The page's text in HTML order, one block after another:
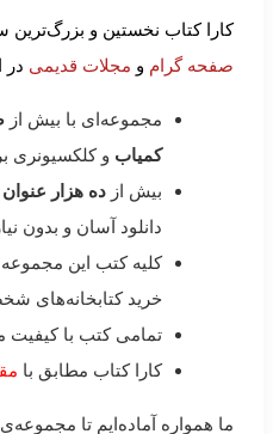
کارا کتاب نخستین و
صفحه گرام و مجلات قدیمی در
مجموعه‌ای با بیش از
کمیاب و کلکسیونری
بیش از ده هزار عنوان
دانلود آسان و بدون
کلیه کتب این
خرید کتابخانه‌های
تمامی کتب با کیفیت
کارا کتاب مطابق با
ما همواره آماده‌ایم تا مجموعه‌ی